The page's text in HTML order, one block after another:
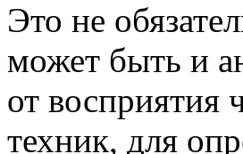
Это не
может быть и
от восприятия
техник, для